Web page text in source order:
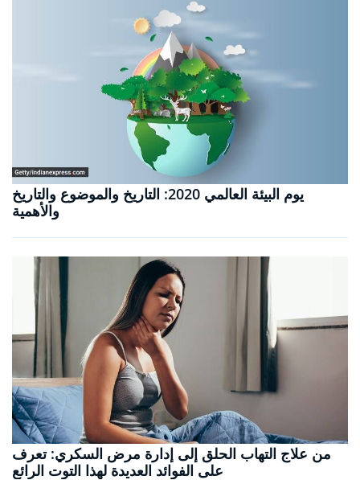
يوم البيئة العالمي 2020: التاريخ والموضوع والتاريخ
والأهمية
من علاج التهاب الحلق إلى إدارة مرض السكري: تعرف
على الفوائد العديدة لهذا التوت الرائع